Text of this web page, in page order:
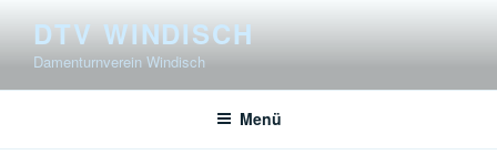
springen
DTV WINDISCH
Damenturnverein Windisch
Menü